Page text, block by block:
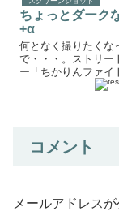
ちょっとダーク
+α
何となく撮りたくな
で・・・。ストリー
ー「ちかりんファイ
コメント
メールアドレス